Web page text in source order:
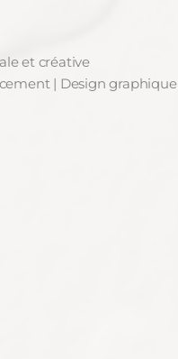
et créative
| Design graphique